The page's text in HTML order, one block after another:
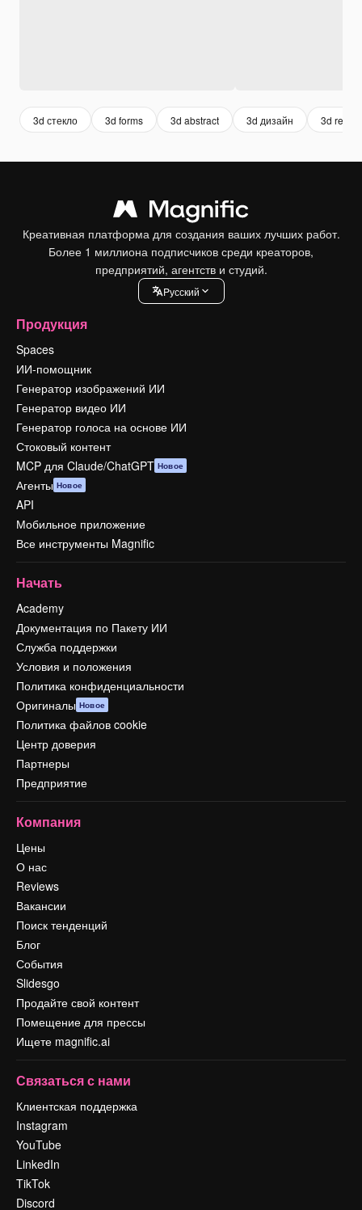
3d стекло 3d forms 3d abstract 3d дизайн 3d
Креативная платформа для создания ваших лучших работ.
Более 1 миллиона подписчиков среди креаторов,
предприятий, агентств и студий.
Pусский
Продукция
Spaces
ИИ-помощник
Генератор изображений ИИ
Генератор видео ИИ
Генератор голоса на основе ИИ
Стоковый контент
MCP для Claude/ChatGPT Новое
Агенты Новое
API
Мобильное приложение
Все инструменты Magnific
Начать
Academy
Документация по Пакету ИИ
Служба поддержки
Условия и положения
Политика конфиденциальности
Оригиналы Новое
Политика файлов cookie
Центр доверия
Партнеры
Предприятие
Компания
Цены
О нас
Reviews
Вакансии
Поиск тенденций
Блог
События
Slidesgo
Продайте свой контент
Помещение для прессы
Ищете magnific.ai
Связаться с нами
Клиентская поддержка
Instagram
YouTube
LinkedIn
TikTok
Discord